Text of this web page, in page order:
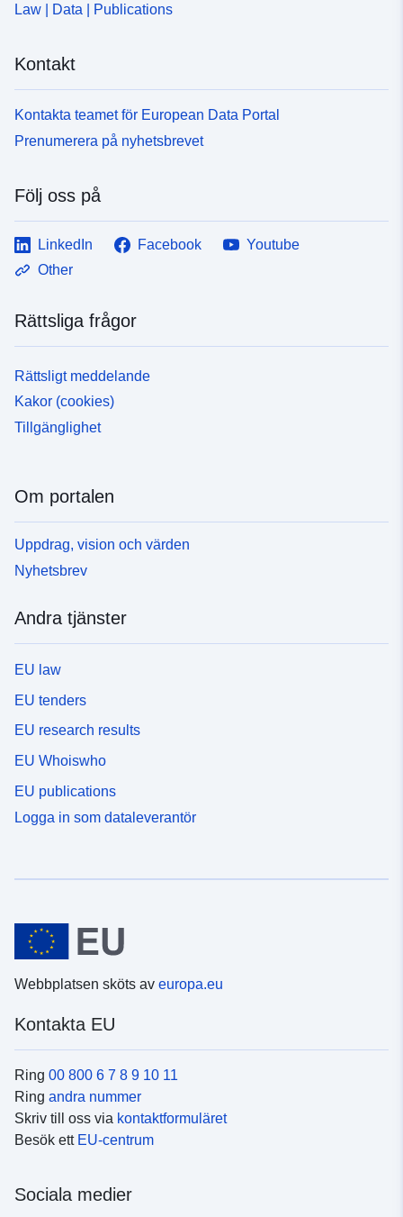
Law | Data | Publications
Kontakt
Kontakta teamet för European Data Portal
Prenumerera på nyhetsbrevet
Följ oss på
LinkedIn Facebook
Youtube
Other
Rättsliga frågor
Rättsligt meddelande
Kakor (cookies)
Tillgänglighet
Om portalen
Uppdrag, vision och värden
Nyhetsbrev
Andra tjänster
EU law
EU tenders
EU research results
EU Whoiswho
EU publications
Logga in som dataleverantör
Webbplatsen sköts av europa.eu
Kontakta EU
Ring 00 800 6 7 8 9 10 11
Ring andra nummer
Skriv till oss via kontaktformuläret
Besök ett EU-centrum
Sociala medier